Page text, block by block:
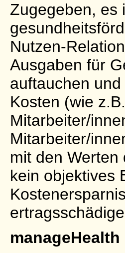
Zugegeben, es
Nutzen-
Ausgaben für
auftauchen
Kosten (wie
Mitarbeiter/
Mitarbeiter/
mit den
kein objektives